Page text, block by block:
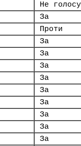
Не
За
Проти
За
За
За
За
За
За
За
За
За